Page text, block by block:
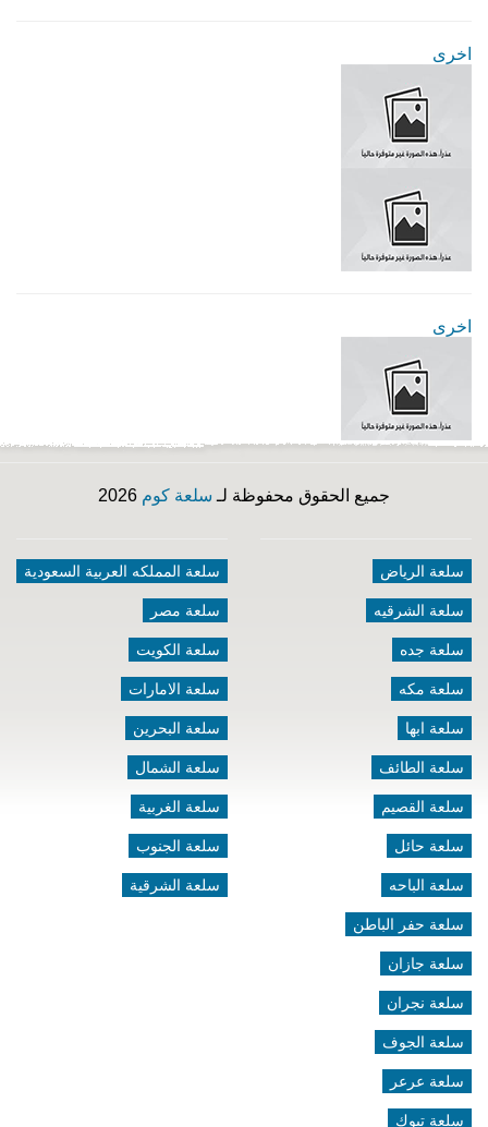
اخرى
اخرى
جميع الحقوق محفوظة لـ سلعة كوم
سلعة الرياض
سلعة الشرقيه
سلعة جده
سلعة مكه
سلعة ابها
سلعة الطائف
سلعة القصيم
سلعة حائل
سلعة الباحه
سلعة حفر الباطن
سلعة جازان
سلعة نجران
سلعة الجوف
سلعة عرعر
سلعة تبوك
سلعة المملكه العربية السعودية
سلعة مصر
سلعة الكويت
سلعة الامارات
سلعة البحرين
سلعة الشمال
سلعة الغربية
سلعة الجنوب
سلعة الشرقية